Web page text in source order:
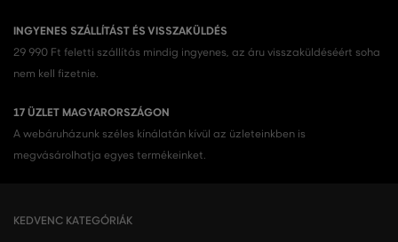
INGYENES SZÁLLÍTÁST ÉS VISSZAKÜLDÉS
29 990 Ft feletti szállítás mindig ingyenes, az áru visszaküldéséért soha
nem kell fizetnie.
17 ÜZLET MAGYARORSZÁGON
A webáruházunk széles kínálatán kívül az üzleteinkben is
megvásárolhatja egyes termékeinket.
KEDVENC KATEGÓRIÁK